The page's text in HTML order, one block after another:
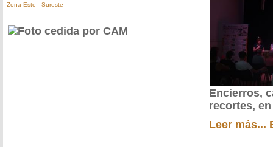
Zona Este - Sureste
Encierros,
recortes,
Leer más...